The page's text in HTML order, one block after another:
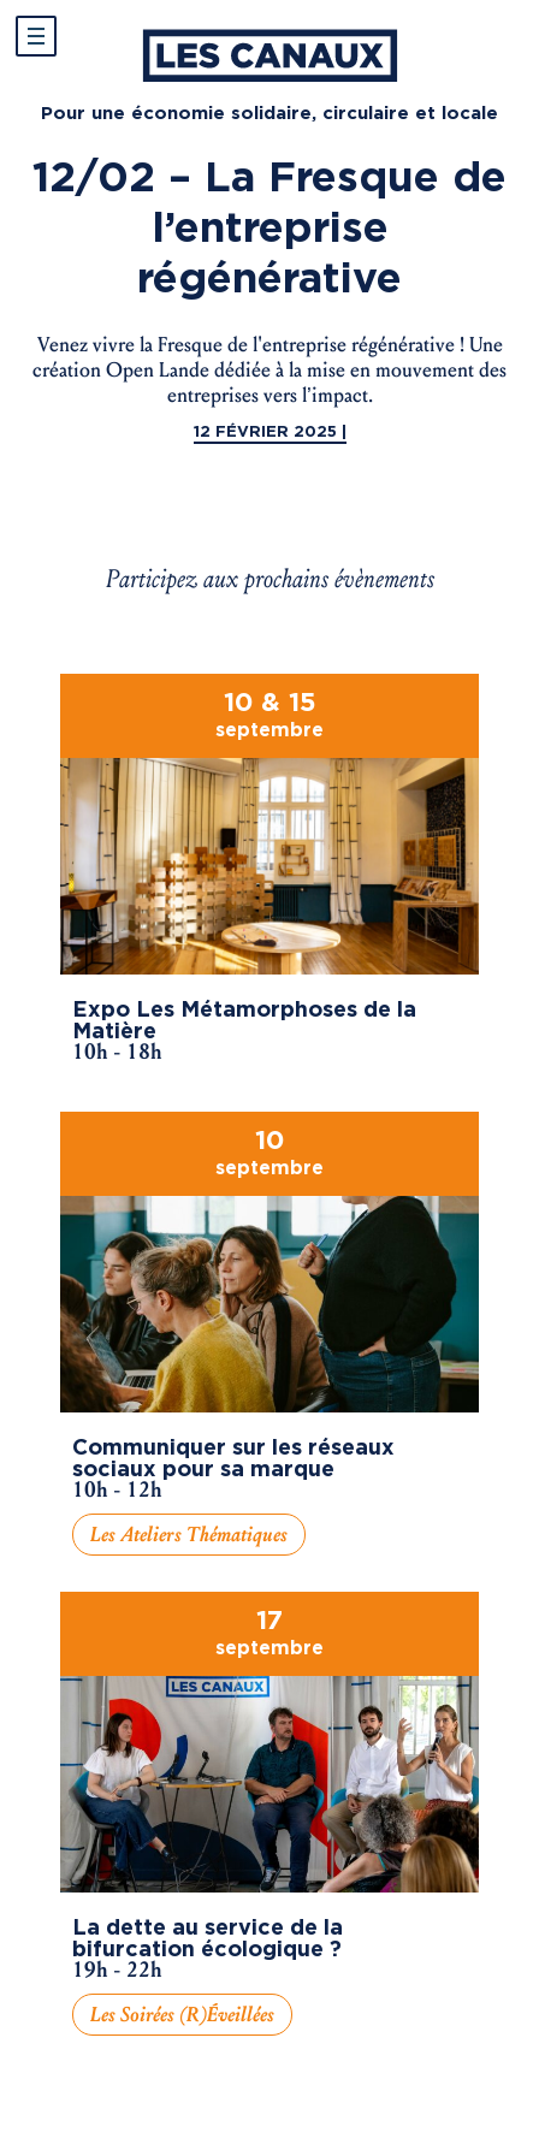
Pour une économie solidaire, circulaire et locale
12/02 – La Fresque de
l’entreprise
régénérative
Venez vivre la Fresque de l'entreprise régénérative ! Une
création Open Lande dédiée à la mise en mouvement des
entreprises vers l’impact.
12 FÉVRIER 2025 |
Participez aux prochains évènements
10 & 15
septembre
Expo Les Métamorphoses de la
Matière
10h - 18h
10
septembre
Communiquer sur les réseaux
sociaux pour sa marque
10h - 12h
Les Ateliers Thématiques
17
septembre
La dette au service de la
bifurcation écologique ?
19h - 22h
Les Soirées (R)éveillées